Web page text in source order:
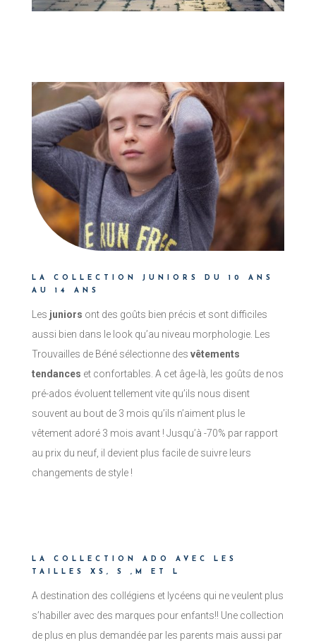
LA COLLECTION JUNIORS DU 10 ANS
AU 14 ANS
Les juniors ont des goûts bien précis et sont difficiles
aussi bien dans le look qu’au niveau morphologie. Les
Trouvailles de Béné sélectionne des vêtements
tendances et confortables. A cet âge-là, les goûts de nos
pré-ados évoluent tellement vite qu’ils nous disent
souvent au bout de 3 mois qu’ils n’aiment plus le
vêtement adoré 3 mois avant ! Jusqu’à -70% par rapport
au prix du neuf, il devient plus facile de suivre leurs
changements de style !
LA COLLECTION ADO AVEC LES
TAILLES XS, S ,M ET L
A destination des collégiens et lycéens qui ne veulent plus
s’habiller avec des marques pour enfants!! Une collection
de plus en plus demandée par les parents mais aussi par